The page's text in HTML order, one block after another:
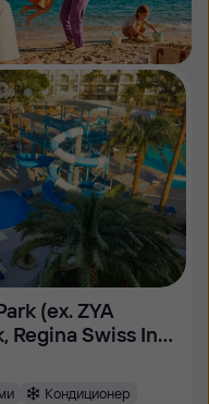
(ex. ZYA
Regina Swiss Inn
Кондиционер